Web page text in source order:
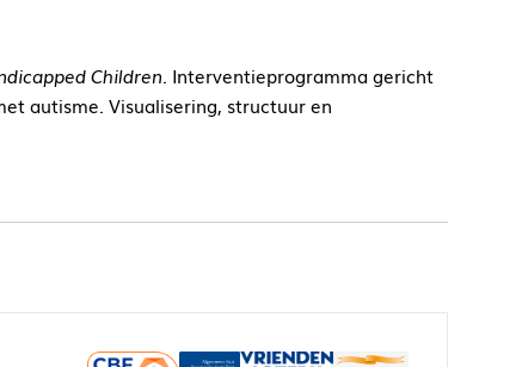
Children. Interventieprogramma gericht
autisme. Visualisering, structuur en